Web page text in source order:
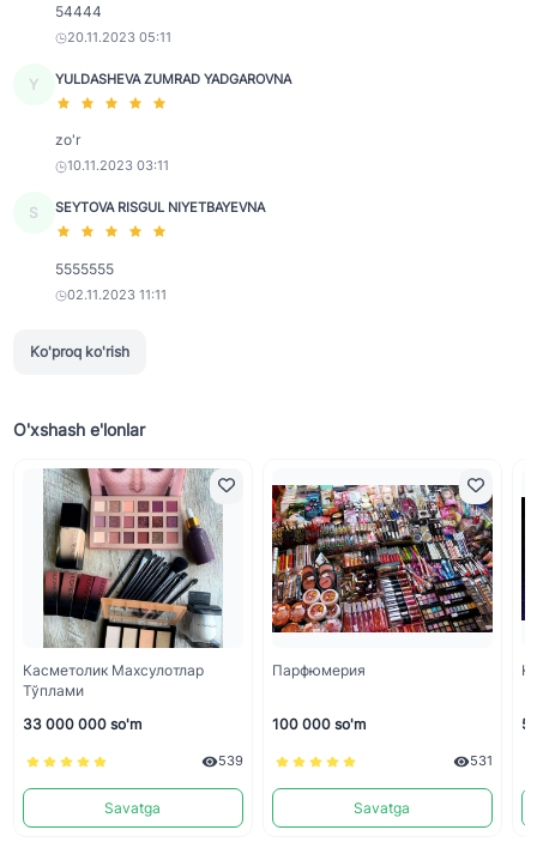
54444
20.11.2023 05:11
Y YULDASHEVA ZUMRAD YADGAROVNA
zo'r
10.11.2023 03:11
S SEYTOVA RISGUL NIYETBAYEVNA
5555555
02.11.2023 11:11
Ko'proq ko'rish
O'xshash e'lonlar
Касметолик Махсулотлар
Тўплами
33 000 000 so'm
539
Savatga
Парфюмерия
100 000 so'm
531
Savatga